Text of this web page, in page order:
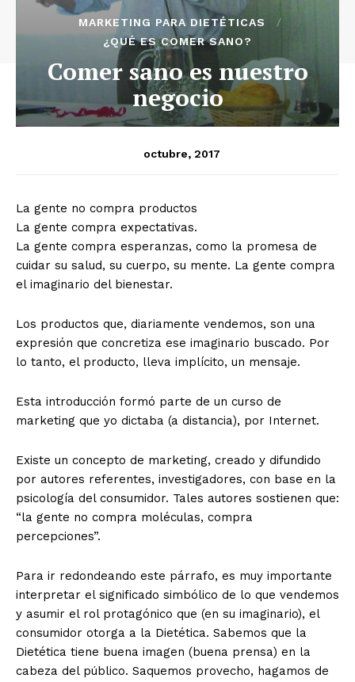
MARKETING PARA DIETÉTICAS
¿QUÉ ES COMER SANO?
Comer sano es nuestro
negocio
octubre, 2017
La gente no compra productos
La gente compra expectativas.
La gente compra esperanzas, como la promesa de
cuidar su salud, su cuerpo, su mente. La gente compra
el imaginario del bienestar.
Los productos que, diariamente vendemos, son una
expresión que concretiza ese imaginario buscado. Por
lo tanto, el producto, lleva implícito, un mensaje.
Esta introducción formó parte de un curso de
marketing que yo dictaba (a distancia), por Internet.
Existe un concepto de marketing, creado y difundido
por autores referentes, investigadores, con base en la
psicología del consumidor. Tales autores sostienen que:
“la gente no compra moléculas, compra
percepciones”.
Para ir redondeando este párrafo, es muy importante
interpretar el significado simbólico de lo que vendemos
y asumir el rol protagónico que (en su imaginario), el
consumidor otorga a la Dietética. Sabemos que la
Dietética tiene buena imagen (buena prensa) en la
cabeza del público. Saquemos provecho, hagamos de